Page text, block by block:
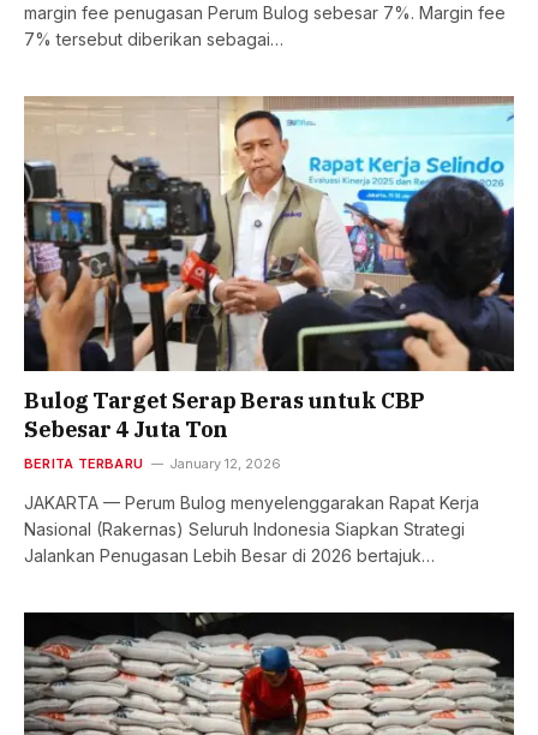
margin fee penugasan Perum Bulog sebesar 7%. Margin fee
7% tersebut diberikan sebagai…
Bulog Target Serap Beras untuk CBP
Sebesar 4 Juta Ton
BERITA TERBARU January 12, 2026
JAKARTA — Perum Bulog menyelenggarakan Rapat Kerja
Nasional (Rakernas) Seluruh Indonesia Siapkan Strategi
Jalankan Penugasan Lebih Besar di 2026 bertajuk…